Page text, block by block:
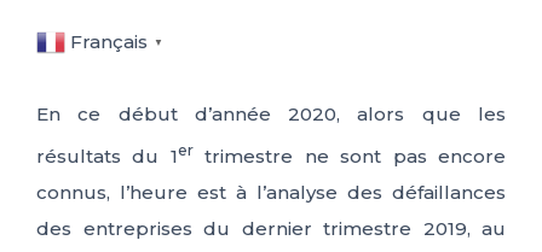
IT FR ES EN
Français ▼
En ce début d’année 2020, alors que les
résultats du 1ertrimestre ne sont pas encore
connus, l’heure est à l’analyse des défaillances
des entreprises du dernier trimestre 2019, au